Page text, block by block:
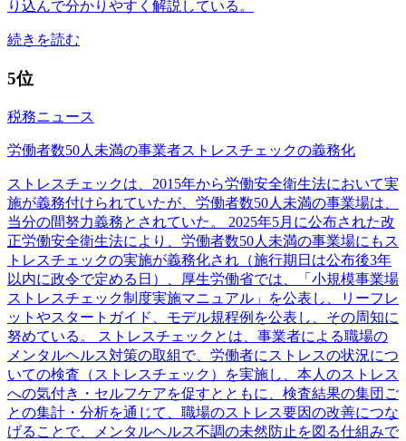
り込んで分かりやすく解説している。
続きを読む
5位
税務ニュース
労働者数50人未満の事業者ストレスチェックの義務化
ストレスチェックは、2015年から労働安全衛生法において実
施が義務付けられていたが、労働者数50人未満の事業場は、
当分の間努力義務とされていた。 2025年5月に公布された改
正労働安全衛生法により、労働者数50人未満の事業場にもス
トレスチェックの実施が義務化され（施行期日は公布後3年
以内に政令で定める日）、厚生労働省では、「小規模事業場
ストレスチェック制度実施マニュアル」を公表し、リーフレ
ットやスタートガイド、モデル規程例を公表し、その周知に
努めている。 ストレスチェックとは、事業者による職場の
メンタルヘルス対策の取組で、労働者にストレスの状況につ
いての検査（ストレスチェック）を実施し、本人のストレス
への気付き・セルフケアを促すとともに、検査結果の集団ご
との集計・分析を通じて、職場のストレス要因の改善につな
げることで、メンタルヘルス不調の未然防止を図る仕組みで